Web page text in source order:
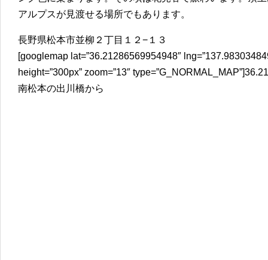
アルプスが見渡せる場所でもあります。
長野県松本市並柳２丁目１２−１３
[googlemap lat=”36.21286569954948″
height=”300px” zoom=”13″
南松本の出川橋から